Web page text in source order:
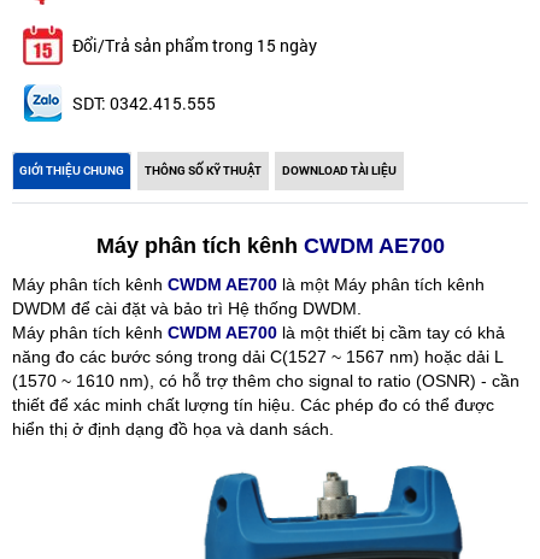
Đổi/Trả sản phẩm trong 15 ngày
SDT: 0342.415.555
GIỚI THIỆU CHUNG THÔNG SỐ KỸ THUẬT DOWNLOAD TÀI LIỆU
Máy phân tích kênh CWDM AE700
Máy phân tích kênh CWDM AE700 là một Máy phân tích kênh
DWDM để cài đặt và bảo trì Hệ thống DWDM.
Máy phân tích kênh CWDM AE700 là một thiết bị cầm tay có khả
năng đo các bước sóng trong dải C(1527 ~ 1567 nm) hoặc dải L
(1570 ~ 1610 nm), có hỗ trợ thêm cho signal to ratio (OSNR) - cần
thiết để xác minh chất lượng tín hiệu. Các phép đo có thể được
hiển thị ở định dạng đồ họa và danh sách.